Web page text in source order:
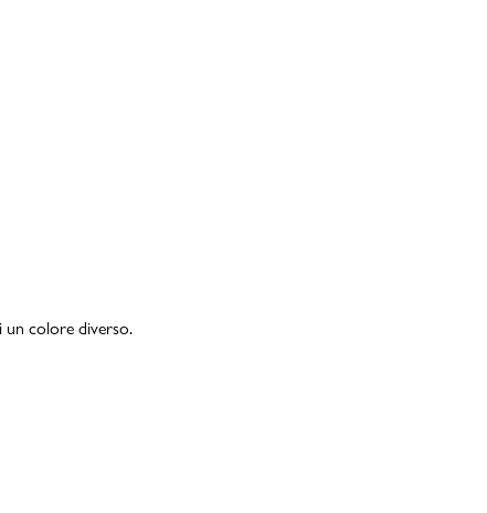
un colore diverso.